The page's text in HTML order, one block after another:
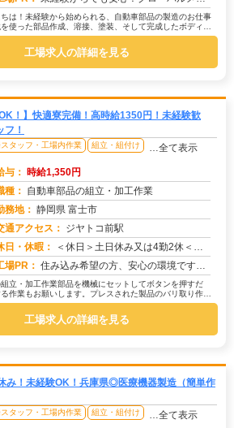
は！未経験から始められる、自動車部品の製造のお仕事
使った部品作成、溶接、塗装、そして完成したボディへ
があ...
工場求人の詳細を見る
！】快適寮完備！高時給1350円！未経験歓
！
タッフ・工場内作業 組立・組付け …全て表示
与： 時給1,350円
種： 自動車部品の組立・加工作業
務地： 静岡県 富士市
通アクセス： ジヤトコ前駅
日・休暇：
＜休日＞土日休み又は4勤2休＜シフト制＞※職場カレンダーによる
場PR： 住み込み希望の方、安心の環境です！寮費・初期費用は全額無料！家具・家電付きのワンルーム寮で、すぐに生活をスタートで...
立・加工作業部品を機械にセットしてボタンを押すだ
作業もお願いします。プレスされた製品のバリ取り作業
せん。...
工場求人の詳細を見る
み！未経験OK！兵庫県◎医療機器製造（簡単作
タッフ・工場内作業 組立・組付け …全て表示